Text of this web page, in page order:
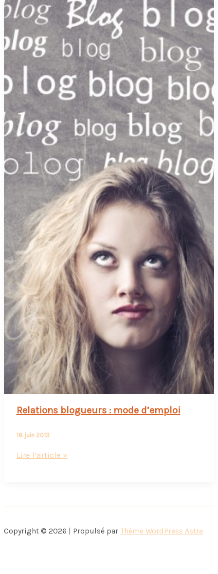
Relations blogueurs : mode d’emploi
18 juin 2013
Relations
d’emploi
Lire l’article »
Copyright © 2026 | Propulsé par Thème WordPress Astra